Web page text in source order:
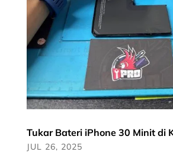
Tukar Bateri iPhone 30 Minit di
JUL 26, 2025